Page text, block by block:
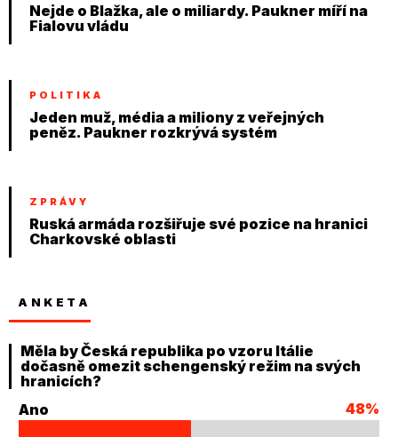
Nejde o Blažka, ale o miliardy. Paukner míří na
Fialovu vládu
POLITIKA
Jeden muž, média a miliony z veřejných
peněz. Paukner rozkrývá systém
ZPRÁVY
Ruská armáda rozšiřuje své pozice na hranici
Charkovské oblasti
ANKETA
Měla by Česká republika po vzoru Itálie
dočasně omezit schengenský režim na svých
hranicích?
Ano
48%